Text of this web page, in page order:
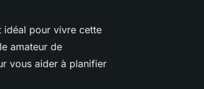
idéal pour vivre cette
amateur de
vous aider à planifier